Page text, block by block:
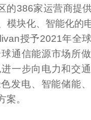
的386家运营商提
模块化、智能化的
授予2021年全
通信能源市场所
一步向电力和交
发电、智能储能
。